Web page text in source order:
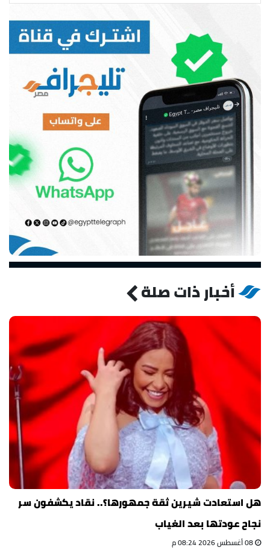
أخبار ذات صلة
هل استعادت شيرين ثقة جمهورها؟.. نقاد يكشفون سر
نجاح عودتها بعد الغياب